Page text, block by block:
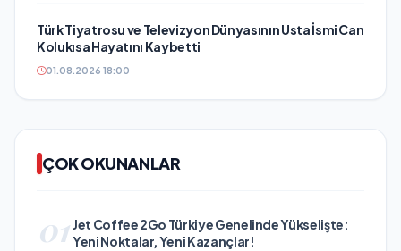
Türk Tiyatrosu ve Televizyon Dünyasının Usta İsmi Can
Kolukısa Hayatını Kaybetti
01.08.2026 18:00
ÇOK OKUNANLAR
01 Jet Coffee 2Go Türkiye Genelinde Yükselişte:
Yeni Noktalar, Yeni Kazançlar!